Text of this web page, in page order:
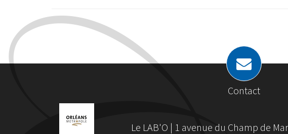
Contact
Le LAB'O | 1 avenue du Champ de